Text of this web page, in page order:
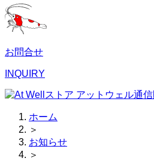
お問合せ
INQUIRY
ホーム
＞
お知らせ
＞